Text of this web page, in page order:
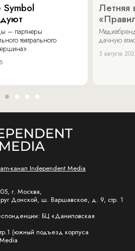
Symbol
– партнеры
театрального
Летняя
дачную
3 августа
канал Independent Media
г. Москва,
Донской, ш. Варшавское, д. 9, стр. 1
БЦ «Даниловская
(южный подъезд корпуса